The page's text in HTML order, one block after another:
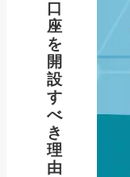
口
座
を
開
設
す
べ
き
理
由